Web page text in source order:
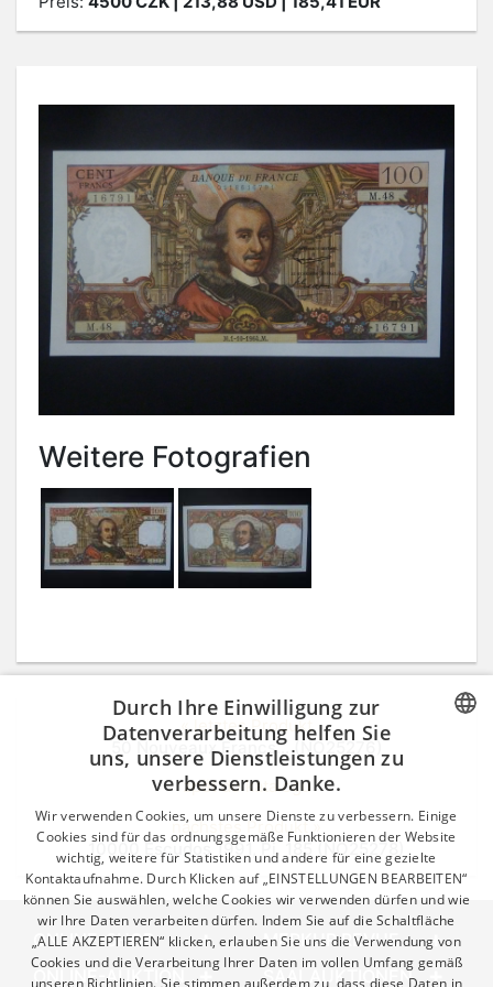
Weitere Fotografien
« letztes Produkt
50 Nouveaux Francs... (NO25276)
zpět do katalogu
nächstes Produkt »
10000 Escudos 1991, Pi. 185 (NO25278)
ONLINE-SHOP
MERKUR REVUE
ONLINE-AUKTION
SAALAUKTIONEN
ENGLISH
Durch Ihre Einwilligung zur
Datenverarbeitung helfen Sie
uns, unsere Dienstleistungen zu
verbessern. Danke.
Wir verwenden Cookies, um unsere Dienste zu verbessern. Einige
Cookies sind für das ordnungsgemäße Funktionieren der Website
wichtig, weitere für Statistiken und andere für eine gezielte
Kontaktaufnahme. Durch Klicken auf „EINSTELLUNGEN BEARBEITEN“
können Sie auswählen, welche Cookies wir verwenden dürfen und wie
wir Ihre Daten verarbeiten dürfen. Indem Sie auf die Schaltfläche
„ALLE AKZEPTIEREN“ klicken, erlauben Sie uns die Verwendung von
Cookies und die Verarbeitung Ihrer Daten im vollen Umfang gemäß
unseren Richtlinien. Sie stimmen außerdem zu, dass diese Daten in